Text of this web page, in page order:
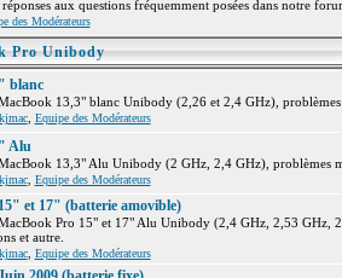
aux questions fréquemment posées dans notre
des Modérateurs
Pro Unibody
blanc
13,3" blanc Unibody (2,26 et 2,4 GHz),
, Equipe des Modérateurs
Alu
13,3" Alu Unibody (2 GHz, 2,4 GHz), problèmes
, Equipe des Modérateurs
et 17" (batterie amovible)
Pro 15" et 17" Alu Unibody (2,4 GHz, 2,53 GHz,
et autre.
, Equipe des Modérateurs